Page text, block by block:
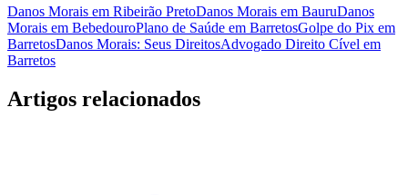
Danos Morais em Ribeirão PretoDanos Morais em BauruDanos
Morais em BebedouroPlano de Saúde em BarretosGolpe do Pix em
BarretosDanos Morais: Seus DireitosAdvogado Direito Cível em
Barretos
Artigos relacionados